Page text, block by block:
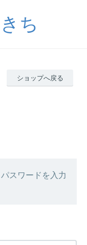
ち
ショップへ戻る
スワードを入力